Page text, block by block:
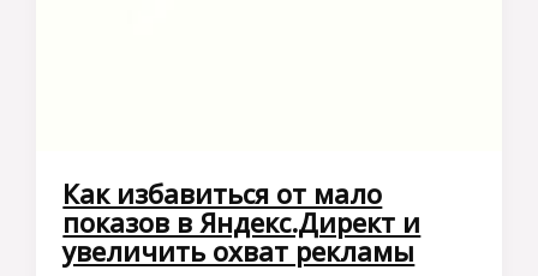
Как избавиться от мало
показов в Яндекс.Директ и
увеличить охват рекламы